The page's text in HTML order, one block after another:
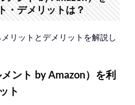
・デメリットは？
リットとデメリットを解説し
ント by Amazon）を利
ト